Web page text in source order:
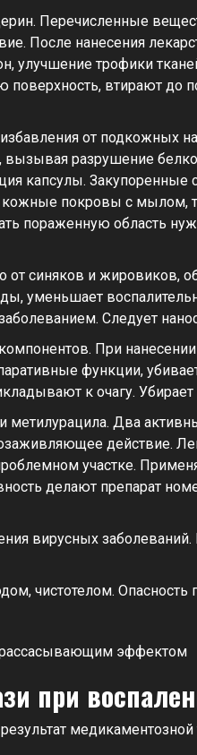
Перечисленные
После нанесения
улучшение трофики
поверхность, втирают до
от подкожных
разрушение
капсулы.
покровы с мылом,
пораженную область
от синяков и жировиков,
уменьшает
Следует
При
функции,
к очагу.
метилурацила. Два
действие.
участке.
делают препарат
вирусных
чистотелом. Опасность
при
медикаментозной